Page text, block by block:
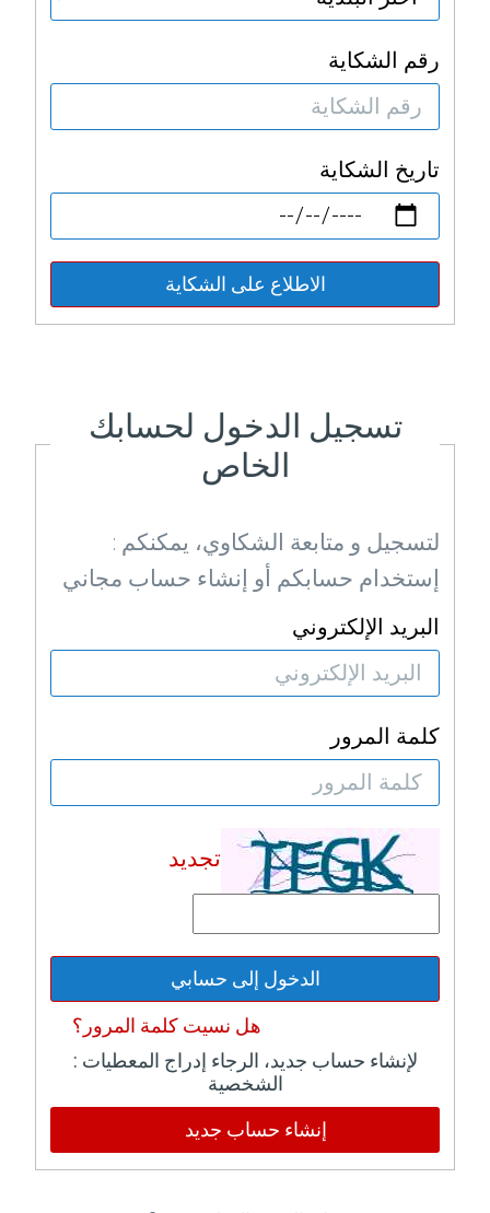
رقم الشكاية
تاريخ الشكاية
الاطلاع على الشكاية
تسجيل الدخول لحسابك
الخاص
: لتسجيل و متابعة الشكاوي، يمكنكم
إستخدام حسابكم أو إنشاء حساب مجاني
البريد الإلكتروني
كلمة المرور
تجديد
الدخول إلى حسابي
هل نسيت كلمة المرور؟
: لإنشاء حساب جديد، الرجاء إدراج المعطيات
الشخصية
إنشاء حساب جديد